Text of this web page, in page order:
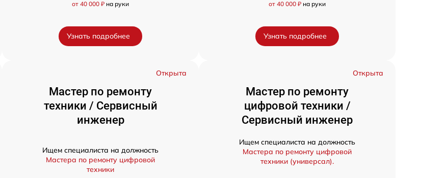
от 40 000 ₽ на руки
Узнать подробнее
от 40 000 ₽ на руки
Узнать подробнее
Открыта
Мастер по ремонту
техники / Сервисный
инженер
Ищем специалиста на должность
Мастера по ремонту цифровой
техники
Открыта
Мастер по ремонту
цифровой техники /
Сервисный инженер
Ищем специалиста на должность
Мастера по ремонту цифровой
техники (универсал).